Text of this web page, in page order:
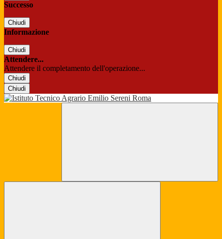
Successo
Chiudi
Informazione
Chiudi
Attendere...
Attendere il completamento dell'operazione...
Chiudi
Chiudi